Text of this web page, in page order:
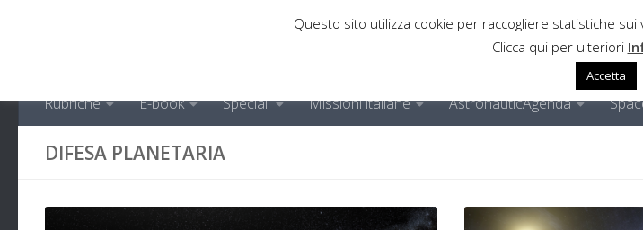
Rubriche E-book Speciali Missioni italiane AstronauticAgenda
DIFESA PLANETARIA
Questo sito utilizza cookie per raccogliere statistiche sui
Clicca qui per ulteriori
Accetta